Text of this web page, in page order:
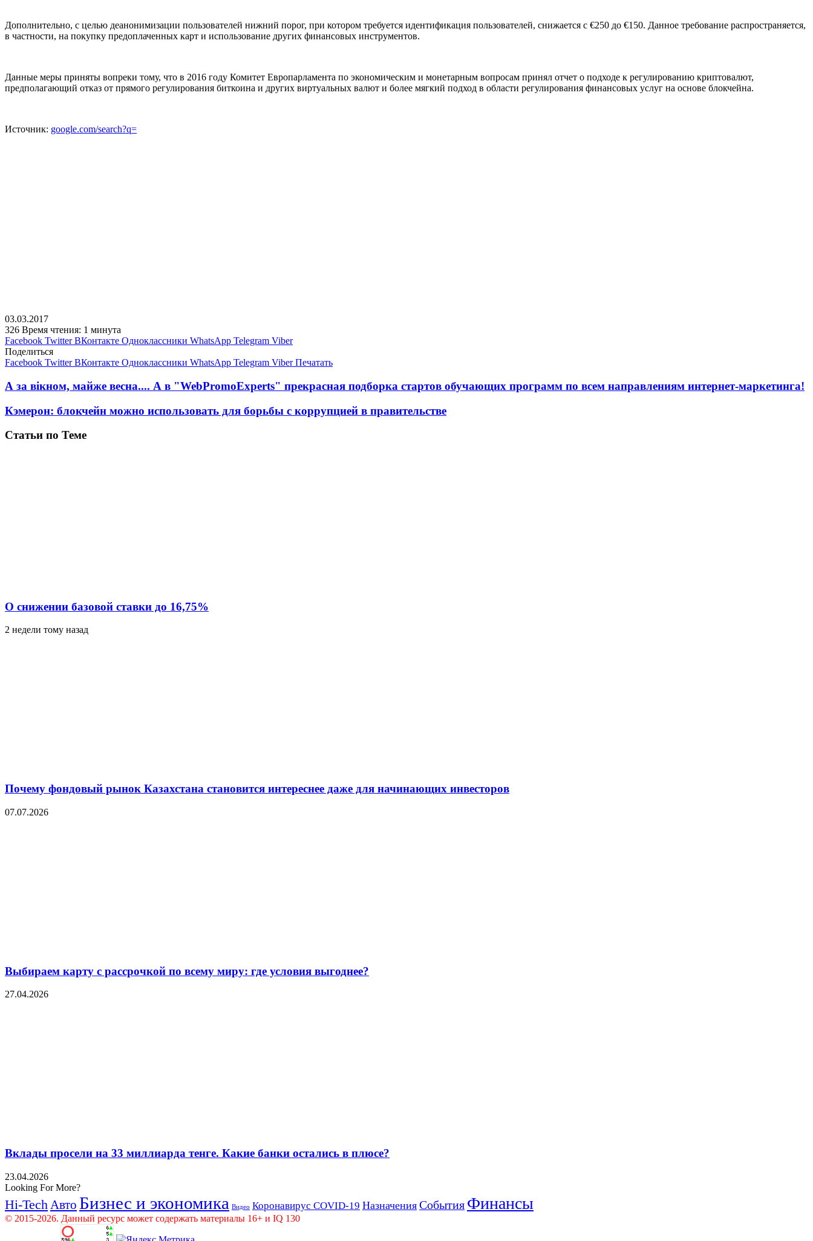
Дополнительно, с целью деанонимизации пользователей нижний порог, при котором требуется идентификация пользователей, снижается с €250 до €150. Данное требование распространяется,
в частности, на покупку предоплаченных карт и использование других финансовых инструментов.
Данные меры приняты вопреки тому, что в 2016 году Комитет Европарламента по экономическим и монетарным вопросам принял отчет о подходе к регулированию криптовалют,
предполагающий отказ от прямого регулирования биткоина и других виртуальных валют и более мягкий подход в области регулирования финансовых услуг на основе блокчейна.
Источник: google.com/search?q=
03.03.2017
326 Время чтения: 1 минута
Facebook Twitter ВКонтакте Одноклассники WhatsApp Telegram Viber
Поделиться
Facebook Twitter ВКонтакте Одноклассники WhatsApp Telegram Viber Печатать
А за вікном, майже весна.... А в "WebPromoExperts" прекрасная подборка стартов обучающих программ по всем направлениям интернет-маркетинга!
Кэмерон: блокчейн можно использовать для борьбы с коррупцией в правительстве
Статьи по Теме
О снижении базовой ставки до 16,75%
2 недели тому назад
Почему фондовый рынок Казахстана становится интереснее даже для начинающих инвесторов
07.07.2026
Выбираем карту с рассрочкой по всему миру: где условия выгоднее?
27.04.2026
Вклады просели на 33 миллиарда тенге. Какие банки остались в плюсе?
23.04.2026
Looking For More?
Hi-Tech Авто Бизнес и экономика Видео Коронавирус COVID-19 Назначения События Финансы
© 2015-2026. Данный ресурс может содержать материалы 16+ и IQ 130